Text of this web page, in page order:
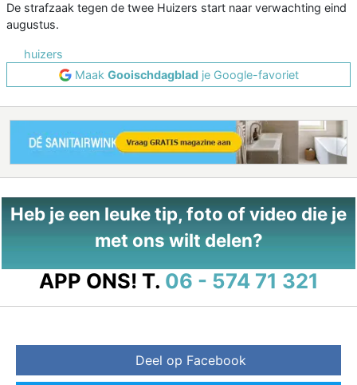
De strafzaak tegen de twee Huizers start naar verwachting eind
augustus.
huizers
Maak Gooischdagbladje Google-favoriet
Heb je een leuke tip, foto of video die je
met ons wilt delen?
APP ONS! T. 06 - 574 71 321
Deel op Facebook